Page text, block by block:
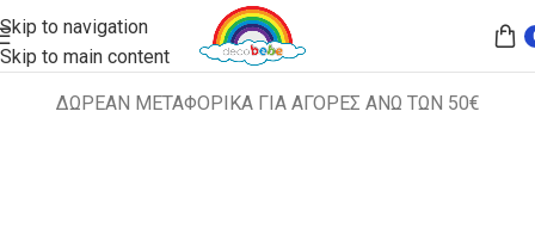
Skip to navigation
Skip to main content
ΔΩΡΕΑΝ ΜΕΤΑΦΟΡΙΚΑ ΓΙΑ ΑΓΟΡΕΣ ΑΝΩ ΤΩΝ 50€
Αρχική σελίδα ΔΙΑΦΟΡΑ